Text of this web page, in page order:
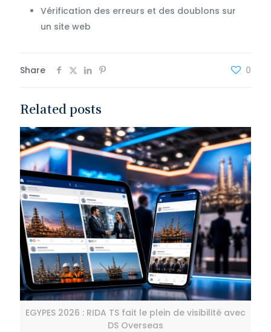
Vérification des erreurs et des doublons sur
un site web
Share 0
Related posts
EGYPES 2026 : RIDA TS fait le plein de visibilité avec
DS Overseas